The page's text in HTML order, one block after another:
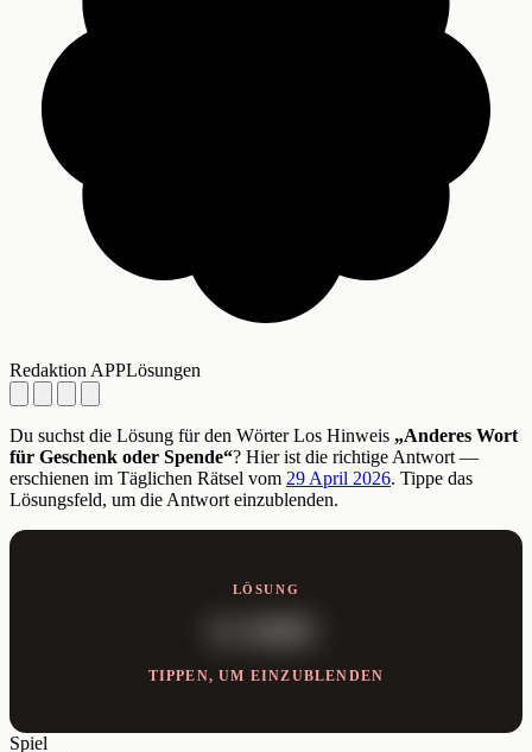
Redaktion APPLösungen
Du suchst die Lösung für den Wörter Los Hinweis „Anderes Wort
für Geschenk oder Spende“? Hier ist die richtige Antwort —
erschienen im Täglichen Rätsel vom 29 April 2026. Tippe das
Lösungsfeld, um die Antwort einzublenden.
LÖSUNG
TIPPEN, UM EINZUBLENDEN
Spiel